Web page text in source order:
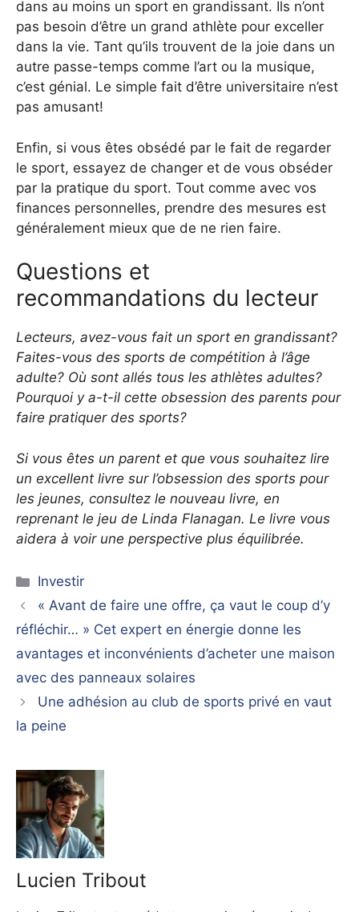
dans au moins un sport en grandissant. Ils n’ont
pas besoin d’être un grand athlète pour exceller
dans la vie. Tant qu’ils trouvent de la joie dans un
autre passe-temps comme l’art ou la musique,
c’est génial. Le simple fait d’être universitaire n’est
pas amusant!
Enfin, si vous êtes obsédé par le fait de regarder
le sport, essayez de changer et de vous obséder
par la pratique du sport. Tout comme avec vos
finances personnelles, prendre des mesures est
généralement mieux que de ne rien faire.
Questions et
recommandations du lecteur
Lecteurs, avez-vous fait un sport en grandissant?
Faites-vous des sports de compétition à l’âge
adulte? Où sont allés tous les athlètes adultes?
Pourquoi y a-t-il cette obsession des parents pour
faire pratiquer des sports?
Si vous êtes un parent et que vous souhaitez lire
un excellent livre sur l’obsession des sports pour
les jeunes, consultez le nouveau livre, en
reprenant le jeu de Linda Flanagan. Le livre vous
aidera à voir une perspective plus équilibrée.
Catégories
Investir
« Avant de faire une offre, ça vaut le coup d’y
réfléchir… » Cet expert en énergie donne les
avantages et inconvénients d’acheter une maison
avec des panneaux solaires
Une adhésion au club de sports privé en vaut
la peine
Lucien Tribout